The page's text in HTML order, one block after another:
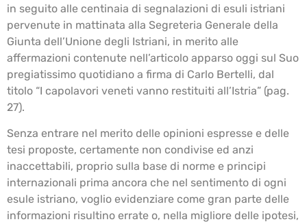
in seguito alle centinaia di segnalazioni di esuli istriani
pervenute in mattinata alla Segreteria Generale della
Giunta dell’Unione degli Istriani, in merito alle
affermazioni contenute nell’articolo apparso oggi sul Suo
pregiatissimo quotidiano a firma di Carlo Bertelli, dal
titolo “I capolavori veneti vanno restituiti all’Istria” (pag.
27).
Senza entrare nel merito delle opinioni espresse e delle
tesi proposte, certamente non condivise ed anzi
inaccettabili, proprio sulla base di norme e principi
internazionali prima ancora che nel sentimento di ogni
esule istriano, voglio evidenziare come gran parte delle
informazioni risultino errate o, nella migliore delle ipotesi,